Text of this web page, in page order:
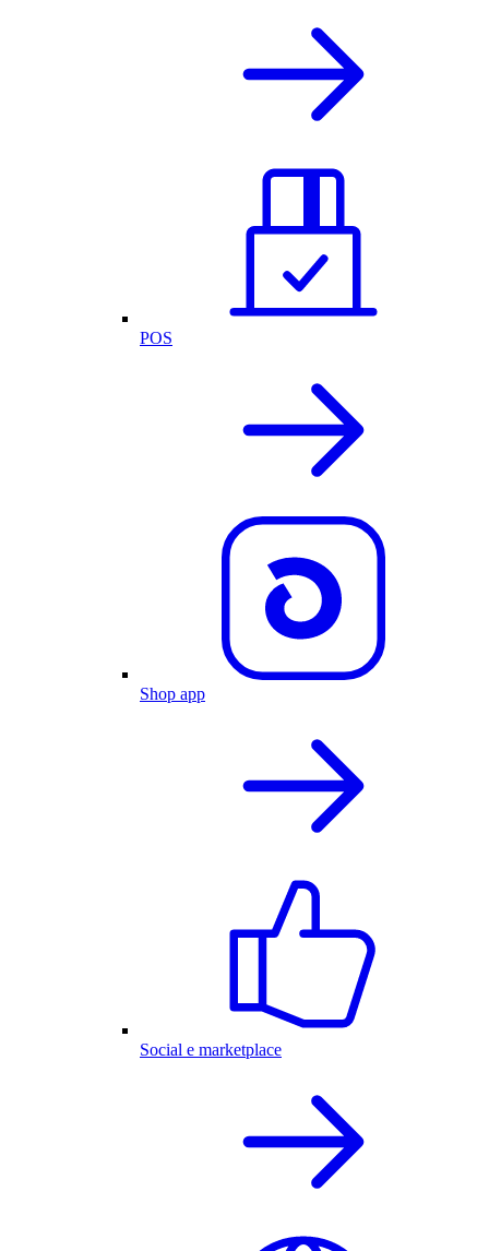
POS
Shop app
Social e marketplace